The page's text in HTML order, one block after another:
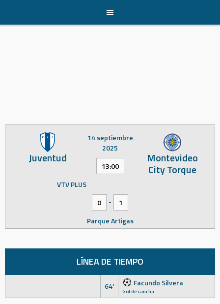
content
Juventud Montevideo
City Torque
14 septiembre
2025
13:00
VTV PLUS
0
-
1
Parque Artigas
LÍNEA DE TIEMPO
64' Facundo Silvera
Gol de cancha